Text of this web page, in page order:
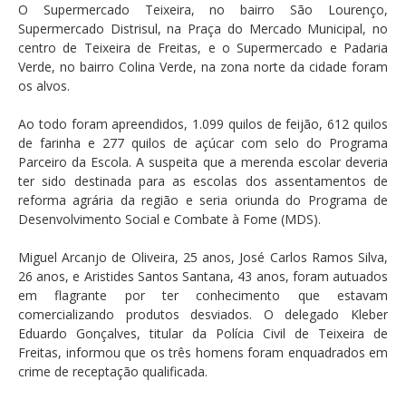
O Supermercado Teixeira, no bairro São Lourenço,
Supermercado Distrisul, na Praça do Mercado Municipal, no
centro de Teixeira de Freitas, e o Supermercado e Padaria
Verde, no bairro Colina Verde, na zona norte da cidade foram
os alvos.
Ao todo foram apreendidos, 1.099 quilos de feijão, 612 quilos
de farinha e 277 quilos de açúcar com selo do Programa
Parceiro da Escola. A suspeita que a merenda escolar deveria
ter sido destinada para as escolas dos assentamentos de
reforma agrária da região e seria oriunda do Programa de
Desenvolvimento Social e Combate à Fome (MDS).
Miguel Arcanjo de Oliveira, 25 anos, José Carlos Ramos Silva,
26 anos, e Aristides Santos Santana, 43 anos, foram autuados
em flagrante por ter conhecimento que estavam
comercializando produtos desviados. O delegado Kleber
Eduardo Gonçalves, titular da Polícia Civil de Teixeira de
Freitas, informou que os três homens foram enquadrados em
crime de receptação qualificada.